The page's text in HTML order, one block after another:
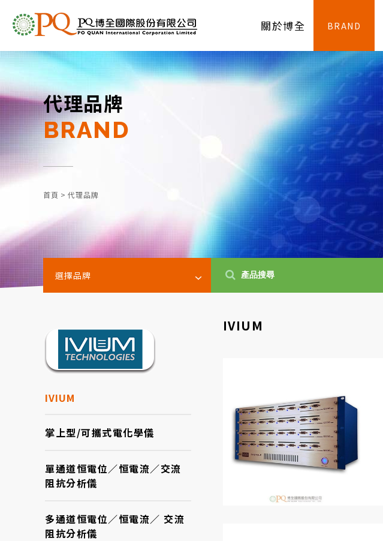
關於博全 BRAND
代理品牌
BRAND
首頁 > 代理品牌
選擇品牌
IVIUM
掌上型/可攜式電化學儀
單通道恒電位／恒電流／交流
阻抗分析儀
多通道恒電位／恒電流／ 交流
阻抗分析儀
IVIUM